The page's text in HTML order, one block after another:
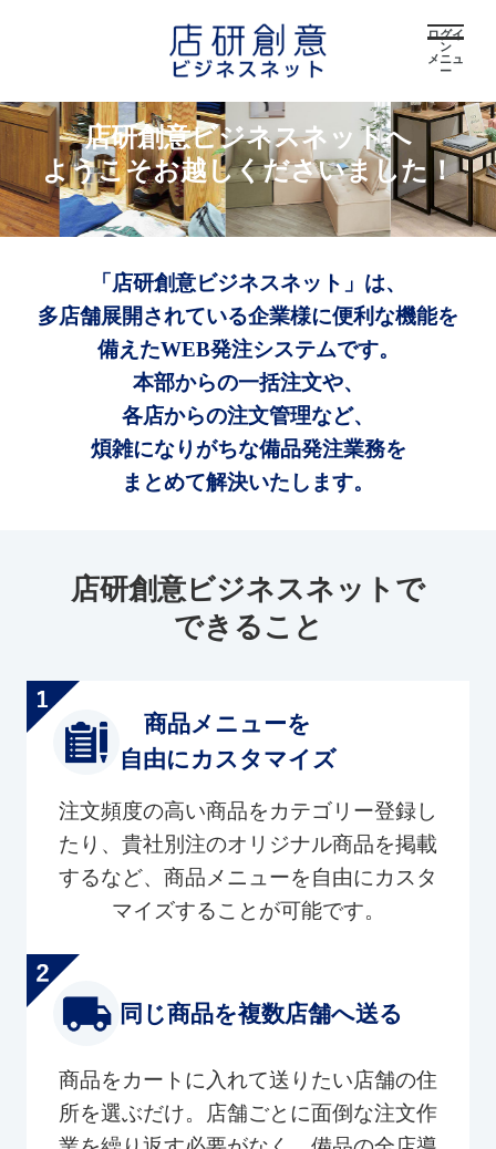
ログイ
ン
メニュ
ー
店研創意ビジネスネットへ
ようこそお越しくださいました！
「店研創意ビジネスネット」は、
多店舗展開されている企業様に便利な機能を
備えたWEB発注システムです。
本部からの一括注文や、
各店からの注文管理など、
煩雑になりがちな備品発注業務を
まとめて解決いたします。
店研創意ビジネスネットで
できること
商品メニューを
自由にカスタマイズ
注文頻度の高い商品をカテゴリー登録し
たり、貴社別注のオリジナル商品を掲載
するなど、商品メニューを自由にカスタ
マイズすることが可能です。
同じ商品を複数店舗へ送る
商品をカートに入れて送りたい店舗の住
所を選ぶだけ。店舗ごとに面倒な注文作